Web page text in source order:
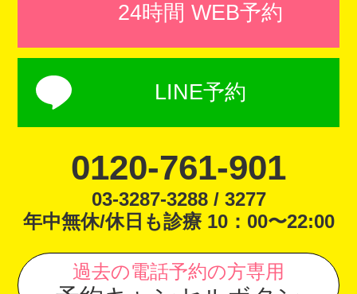
24時間 WEB予約
LINE予約
0120-761-901
03-3287-3288 / 3277
年中無休/休日も診療 10：00〜22:00
過去の電話予約の方専用